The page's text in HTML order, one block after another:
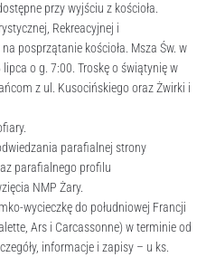
przy wyjściu z kościoła.
Rekreacyjnej i
posprzątanie kościoła. Msza Św. w
o g. 7:00. Troskę o świątynię w
z ul. Kusocińskiego oraz Żwirki i
parafialnej strony
parafialnego profilu
NMP Żary.
wycieczkę do południowej Francji
Ars i Carcassonne) w terminie od
informacje i zapisy – u ks.